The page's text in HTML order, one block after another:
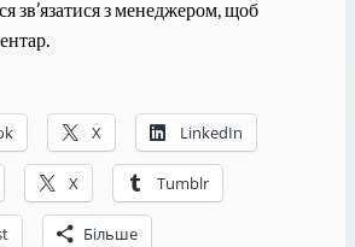
зв’язатися з менеджером, щоб
X LinkedIn
X Tumblr
Більше